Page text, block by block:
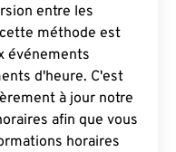
entre les
méthode est
événements
d'heure. C'est
à jour notre
afin que vous
horaires